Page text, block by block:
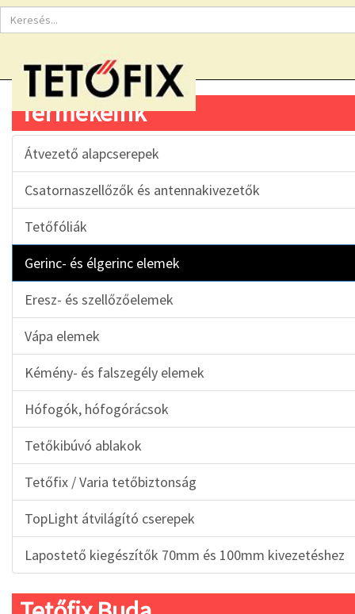
Termékeink
Átvezető alapcserepek
Csatornaszellőzők és antennakivezetők
Tetőfóliák
Gerinc- és élgerinc elemek
Eresz- és szellőzőelemek
Vápa elemek
Kémény- és falszegély elemek
Hófogók, hófogórácsok
Tetőkibúvó ablakok
Tetőfix / Varia tetőbiztonság
TopLight átvilágító cserepek
Lapostető kiegészítők 70mm és 100mm kivezetéshez